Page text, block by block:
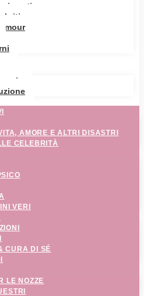
AMORE E ALTRI DISASTRI
CELEBRITÀ
VERI
CURA DI SÉ
LE NOZZE